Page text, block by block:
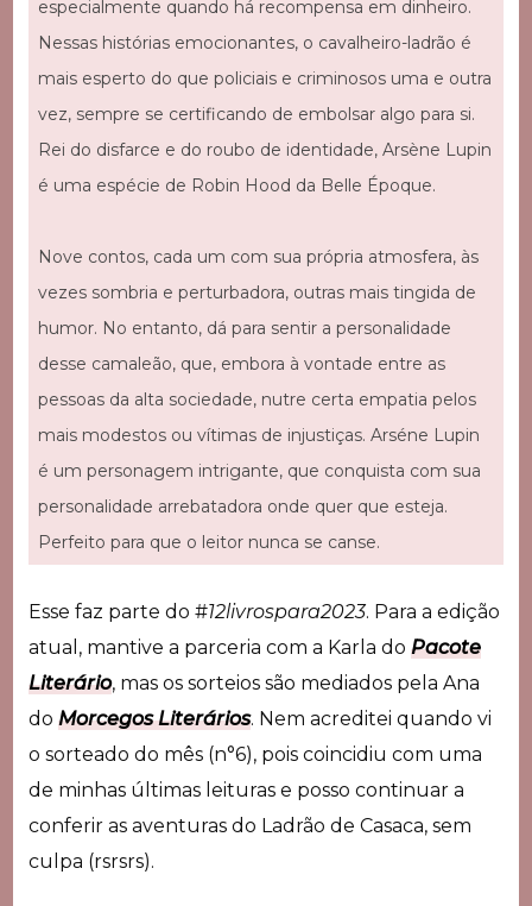
especialmente quando há recompensa em dinheiro.
Nessas histórias emocionantes, o cavalheiro-ladrão é
mais esperto do que policiais e criminosos uma e outra
vez, sempre se certificando de embolsar algo para si.
Rei do disfarce e do roubo de identidade, Arsène Lupin
é uma espécie de Robin Hood da Belle Époque.
Nove contos, cada um com sua própria atmosfera, às
vezes sombria e perturbadora, outras mais tingida de
humor. No entanto, dá para sentir a personalidade
desse camaleão, que, embora à vontade entre as
pessoas da alta sociedade, nutre certa empatia pelos
mais modestos ou vítimas de injustiças. Arséne Lupin
é um personagem intrigante, que conquista com sua
personalidade arrebatadora onde quer que esteja.
Perfeito para que o leitor nunca se canse.
Esse faz parte do #12livrospara2023. Para a edição
atual, mantive a parceria com a Karla do Pacote
Literário, mas os sorteios são mediados pela Ana
do Morcegos Literários. Nem acreditei quando vi
o sorteado do mês (n°6), pois coincidiu com uma
de minhas últimas leituras e posso continuar a
conferir as aventuras do Ladrão de Casaca, sem
culpa (rsrsrs).